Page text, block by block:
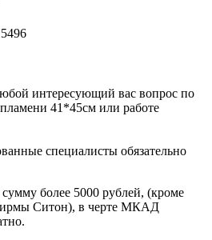
интересующий вас вопрос по
пламени 41*45см или работе
специалисты обязательно
более 5000 рублей, (кроме
Ситон), в черте МКАД